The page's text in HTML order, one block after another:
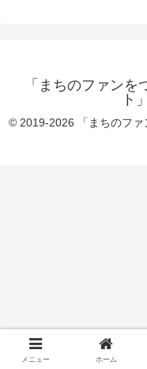
「まちのファン
ト
© 2019-2026 「まちのファ
メニュー ホーム